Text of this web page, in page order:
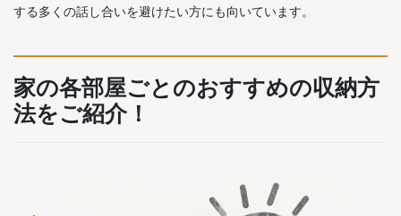
する多くの話し合いを避けたい方にも向いています。
家の各部屋ごとのおすすめの収納方
法をご紹介！